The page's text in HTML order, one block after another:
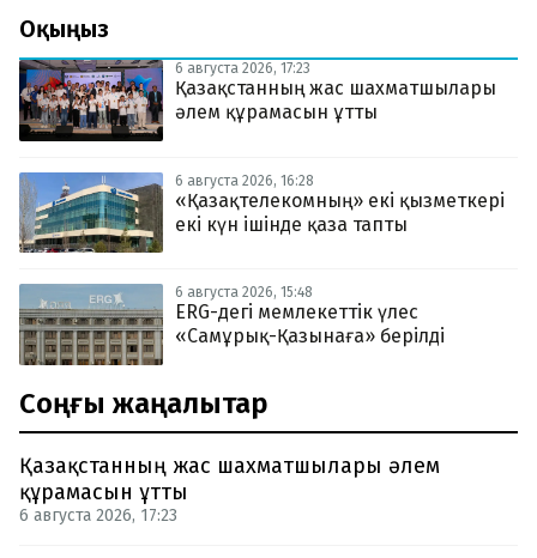
Оқыңыз
6 августа 2026, 17:23
Қазақстанның жас шахматшылары
әлем құрамасын ұтты
6 августа 2026, 16:28
«Қазақтелекомның» екі қызметкері
екі күн ішінде қаза тапты
6 августа 2026, 15:48
ERG-дегі мемлекеттік үлес
«Самұрық-Қазынаға» берілді
Соңғы жаңалықтар
Қазақстанның жас шахматшылары әлем
құрамасын ұтты
6 августа 2026, 17:23